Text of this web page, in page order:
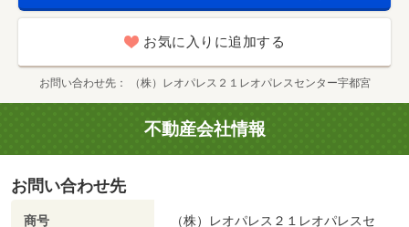
お気に入りに追加する
お問い合わせ先 （株）レオパレス２１レオパレスセンター宇都宮
不動産会社情報
お問い合わせ先
商号
（株）レオパレス２１レオパレスセ